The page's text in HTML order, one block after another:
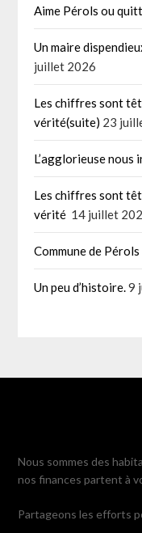
Aime Pérols ou
Un maire
juillet 2026
Les chiffres sont
vérité(suite) 23
L’agglorieuse nous
Les chiffres sont
vérité 14 juillet
Commune de
Un peu d’histoire.9
Nous sommes des
nos finances partent à
Partageons les efforts